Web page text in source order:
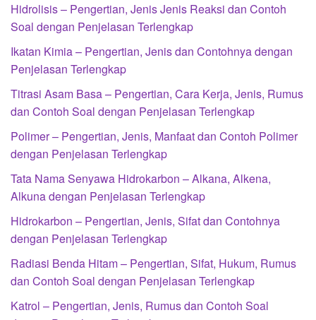
Hidrolisis – Pengertian, Jenis Jenis Reaksi dan Contoh
Soal dengan Penjelasan Terlengkap
Ikatan Kimia – Pengertian, Jenis dan Contohnya dengan
Penjelasan Terlengkap
Titrasi Asam Basa – Pengertian, Cara Kerja, Jenis, Rumus
dan Contoh Soal dengan Penjelasan Terlengkap
Polimer – Pengertian, Jenis, Manfaat dan Contoh Polimer
dengan Penjelasan Terlengkap
Tata Nama Senyawa Hidrokarbon – Alkana, Alkena,
Alkuna dengan Penjelasan Terlengkap
Hidrokarbon – Pengertian, Jenis, Sifat dan Contohnya
dengan Penjelasan Terlengkap
Radiasi Benda Hitam – Pengertian, Sifat, Hukum, Rumus
dan Contoh Soal dengan Penjelasan Terlengkap
Katrol – Pengertian, Jenis, Rumus dan Contoh Soal